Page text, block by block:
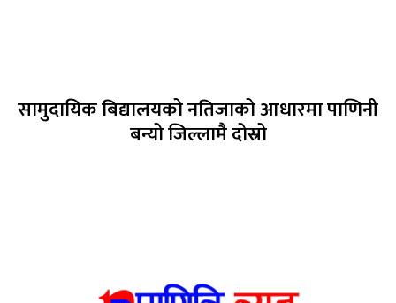
सामुदायिक बिद्यालयको नतिजाको आधारमा पाणिनी
बन्यो जिल्लामै दोस्रो